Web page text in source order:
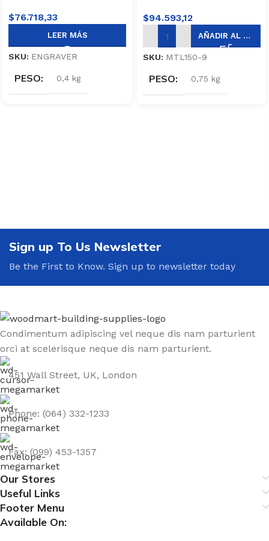
$76.718,33
LEER MÁS
SKU: ENGRAVER
PESO 0,4 kg
$94.593,12
AÑADIR AL CARRITO
SKU: MTL150-9
PESO 0,75 kg
Sign up To Us Newsletter
Be the First to Know. Sign up to newsletter today
Condimentum adipiscing vel neque dis nam parturient
orci at scelerisque neque dis nam parturient.
451 Wall Street, UK, London
Phone: (064) 332-1233
Fax: (099) 453-1357
Our Stores
Useful Links
Footer Menu
Available On: